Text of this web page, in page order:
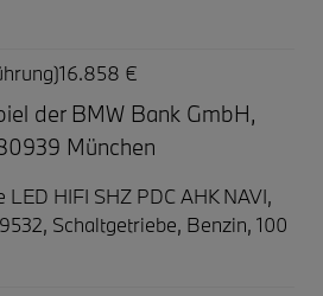
16.858 €
der BMW Bank GmbH,
München
LED HIFI SHZ PDC AHK NAVI,
Schaltgetriebe, Benzin, 100